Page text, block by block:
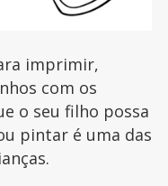
imprimir,
com os
o seu filho possa
pintar é uma das